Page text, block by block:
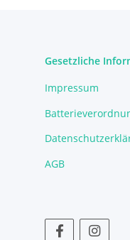
Gesetzliche
Impressum
AGB